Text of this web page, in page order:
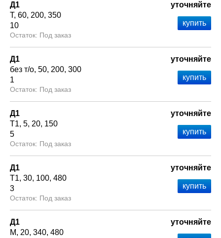
Д1
Т 60 200 350
10
Под заказ
уточняйте
Д1
без т/о 50 200 300
1
Под заказ
уточняйте
Д1
Т1 5 20 150
5
Под заказ
уточняйте
Д1
Т1 30 100 480
3
Под заказ
уточняйте
Д1
М
20 340 480
уточняйте